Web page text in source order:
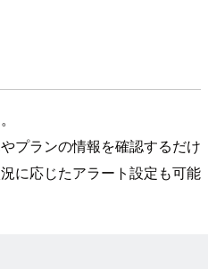
プランの情報を確認するだけ
に応じたアラート設定も可能